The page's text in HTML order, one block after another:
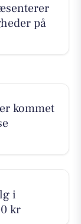
på
kommet
i
kr